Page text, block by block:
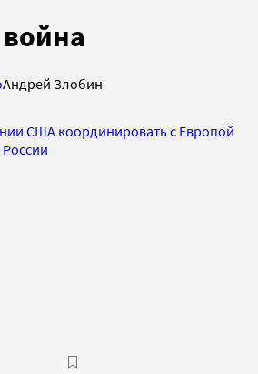
Андрей Злобин
США координировать с Европой